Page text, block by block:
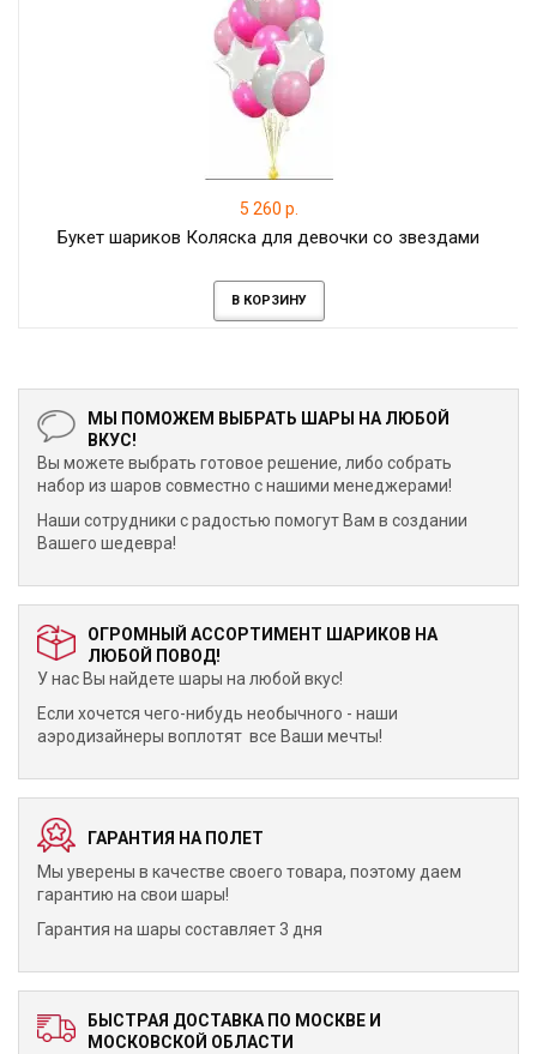
5 260 р.
Букет шариков Коляска для девочки со звездами
В КОРЗИНУ
МЫ ПОМОЖЕМ ВЫБРАТЬ ШАРЫ НА ЛЮБОЙ
ВКУС!
Вы можете выбрать готовое решение, либо собрать
набор из шаров совместно с нашими менеджерами!
Наши сотрудники с радостью помогут Вам в создании
Вашего шедевра!
ОГРОМНЫЙ АССОРТИМЕНТ ШАРИКОВ НА
ЛЮБОЙ ПОВОД!
У нас Вы найдете шары на любой вкус!
Если хочется чего-нибудь необычного - наши
аэродизайнеры воплотят все Ваши мечты!
ГАРАНТИЯ НА ПОЛЕТ
Мы уверены в качестве своего товара, поэтому даем
гарантию на свои шары!
Гарантия на шары составляет 3 дня
БЫСТРАЯ ДОСТАВКА ПО МОСКВЕ И
МОСКОВСКОЙ ОБЛАСТИ